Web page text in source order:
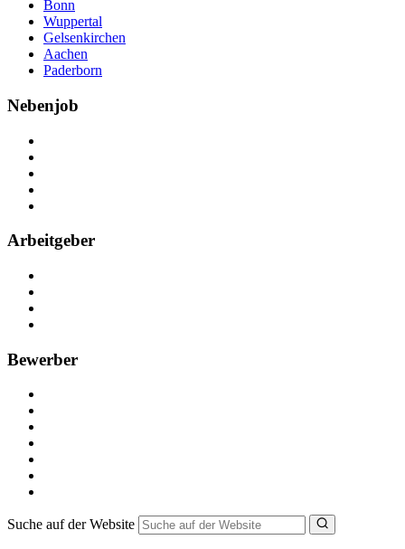
Bonn
Wuppertal
Gelsenkirchen
Aachen
Paderborn
Nebenjob
Arbeitgeber
Bewerber
Suche auf der Website